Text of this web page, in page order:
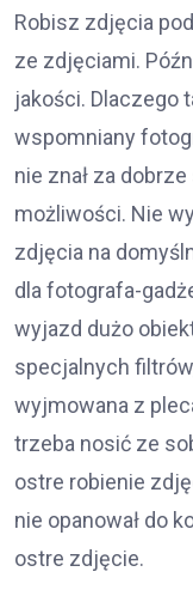
Robisz zdjęcia
ze zdjęciami.
jakości. Dlaczego
wspomniany
nie znał za
możliwości. Nie
zdjęcia na
dla fotografa-
wyjazd dużo
specjalnych
wyjmowana z
trzeba nosić ze
ostre robienie
nie opanował do
ostre zdjęcie.